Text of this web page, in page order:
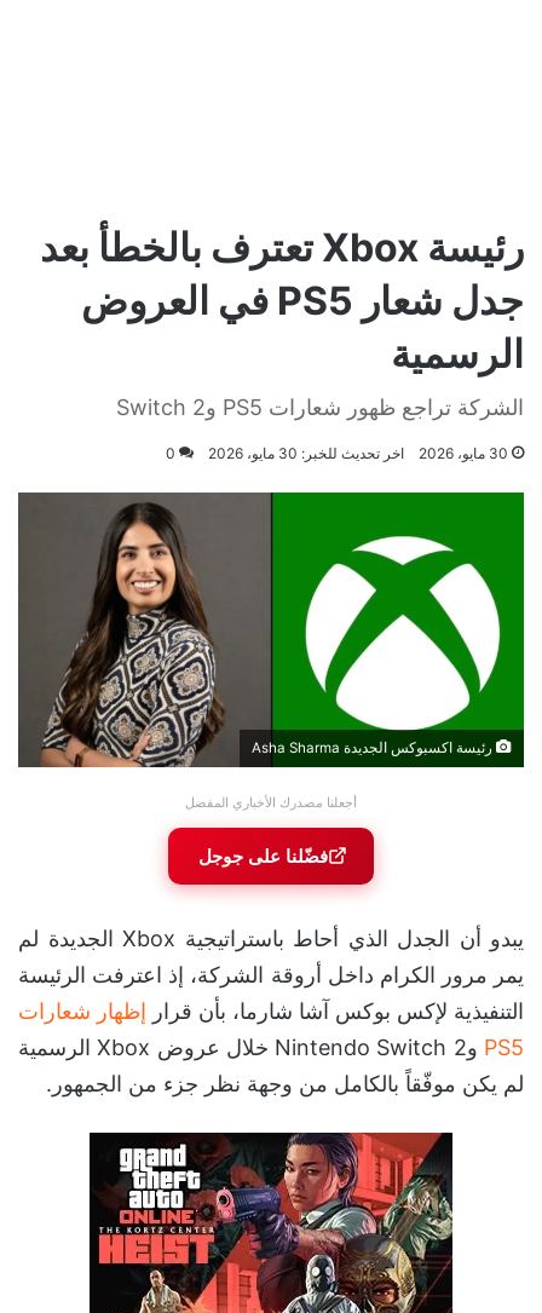
رئيسة Xbox تعترف بالخطأ بعد
جدل شعار PS5 في العروض
الرسمية
الشركة تراجع ظهور شعارات PS5 وSwitch 2
30 مايو، 2026 اخر تحديث للخبر: 30 مايو، 2026 0
رئيسة اكسبوكس الجديدة Asha Sharma
أجعلنا مصدرك الأخباري المفضل
فضّلنا على جوجل
يبدو أن الجدل الذي أحاط باستراتيجية Xbox الجديدة لم
يمر مرور الكرام داخل أروقة الشركة، إذ اعترفت الرئيسة
التنفيذية لإكس بوكس آشا شارما، بأن قرار إظهار شعارات
PS5
وNintendo Switch 2 خلال عروض Xbox الرسمية
لم يكن موفّقاً بالكامل من وجهة نظر جزء من الجمهور.